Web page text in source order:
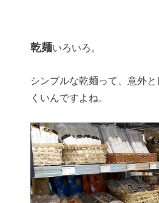
乾麺いろいろ。
シンプルな乾麺って、意外
くいんですよね。